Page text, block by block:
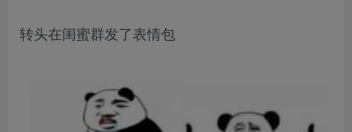
转头在闺蜜群发了表情包